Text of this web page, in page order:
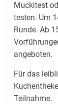
Muckitest
testen. Um
Runde. Ab
angeboten.
Für das
Teilnahme.